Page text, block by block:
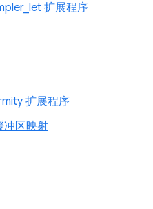
扩展程序
扩展程序
冲区映射